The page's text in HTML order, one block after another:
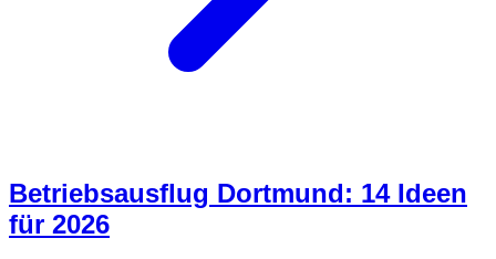
Betriebsausflug Dortmund: 14 Ideen
für 2026